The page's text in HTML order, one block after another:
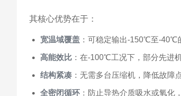
其核心优势在于：
宽温域覆盖 ：可稳定输出-150℃至-40℃
高能效比 ：在-100℃工况下，部分先进
结构紧凑 ：无需多台压缩机，降低故障
全密闭循环 ：防止导热介质吸水或氧化